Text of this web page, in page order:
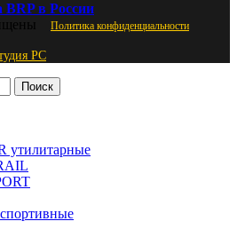
BRP в России
Политика конфиденциальности
PС
Поиск
утилитарные